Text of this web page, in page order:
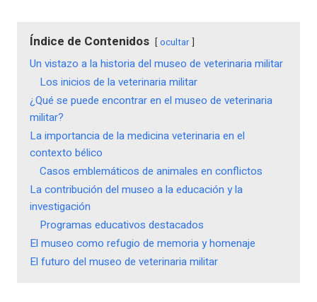
Índice de Contenidos ocultar
Un vistazo a la historia del museo de veterinaria militar
Los inicios de la veterinaria militar
¿Qué se puede encontrar en el museo de veterinaria
militar?
La importancia de la medicina veterinaria en el
contexto bélico
Casos emblemáticos de animales en conflictos
La contribución del museo a la educación y la
investigación
Programas educativos destacados
El museo como refugio de memoria y homenaje
El futuro del museo de veterinaria militar